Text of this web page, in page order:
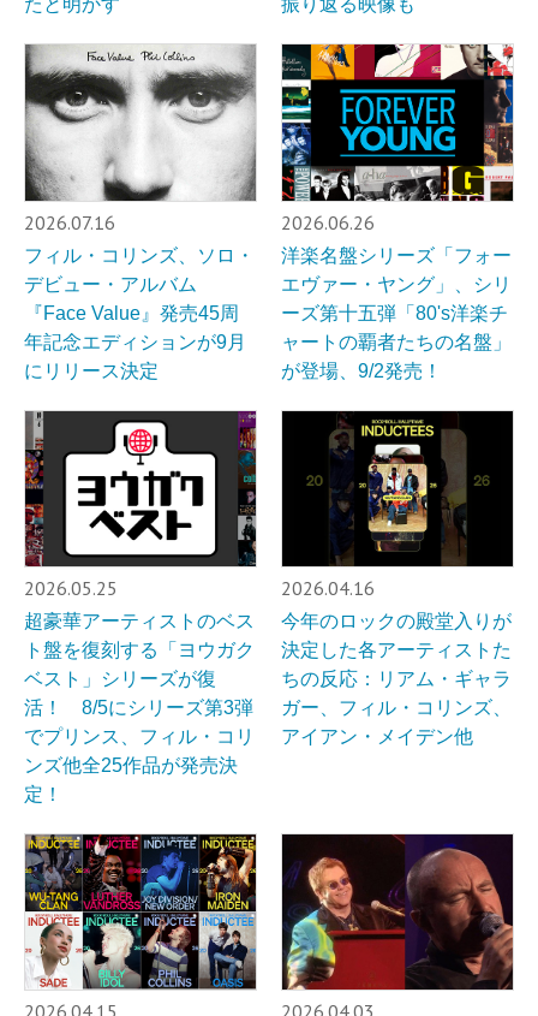
たと明かす
振り返る映像も
2026.07.16
フィル・コリンズ、ソロ・
デビュー・アルバム
『Face Value』発売45周
年記念エディションが9月
にリリース決定
2026.06.26
洋楽名盤シリーズ「フォー
エヴァー・ヤング」、シリ
ーズ第十五弾「80's洋楽チ
ャートの覇者たちの名盤」
が登場、9/2発売！
2026.05.25
超豪華アーティストのベス
ト盤を復刻する「ヨウガク
ベスト」シリーズが復
活！ 8/5にシリーズ第3弾
でプリンス、フィル・コリ
ンズ他全25作品が発売決
定！
2026.04.16
今年のロックの殿堂入りが
決定した各アーティストた
ちの反応：リアム・ギャラ
ガー、フィル・コリンズ、
アイアン・メイデン他